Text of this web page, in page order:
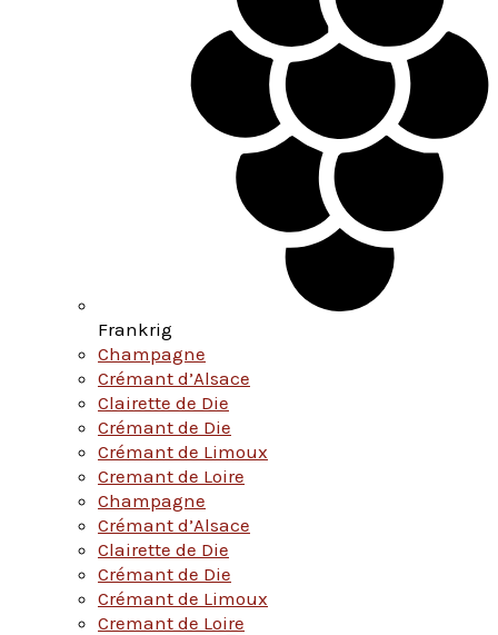
Frankrig
Champagne
Crémant d’Alsace
Clairette de Die
Crémant de Die
Crémant de Limoux
Cremant de Loire
Champagne
Crémant d’Alsace
Clairette de Die
Crémant de Die
Crémant de Limoux
Cremant de Loire